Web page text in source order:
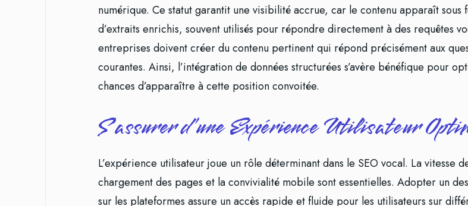
numérique. Ce statut garantit une visibilité accrue, car le contenu apparaît sous
d’extraits enrichis, souvent utilisés pour répondre directement à des requêtes
entreprises doivent créer du contenu pertinent qui répond précisément aux
courantes. Ainsi, l’intégration de données structurées s’avère bénéfique pour
chances d’apparaître à cette position convoitée.
S’assurer d’une Expérience Utilisateur
L’expérience utilisateur joue un rôle déterminant dans le SEO vocal. La vitesse
chargement des pages et la convivialité mobile sont essentielles. Adopter un
sur les plateformes assure un accès rapide et fluide pour les utilisateurs sur